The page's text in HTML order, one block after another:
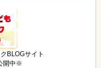
BLOGサイト
開中※